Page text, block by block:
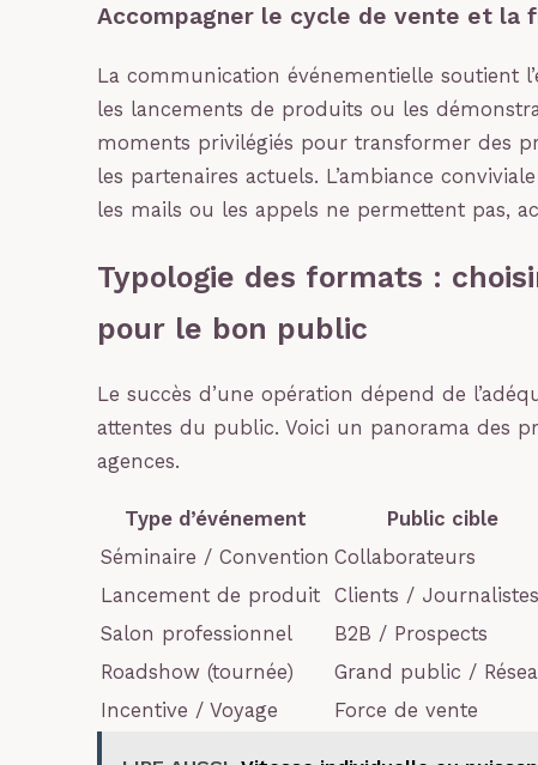
Accompagner le cycle de vente et la
La communication événementielle soutient
les lancements de produits ou les
moments privilégiés pour transformer des
les partenaires actuels. L’ambiance
les mails ou les appels ne permettent pas,
Typologie des formats :
pour le bon public
Le succès d’une opération dépend de
attentes du public. Voici un panorama des
agences.
Type d’événement Public cible
Séminaire / Convention Collaborateurs
Lancement de produit
Clients / Journalistes
Salon professionnel
B2B / Prospects
Roadshow (tournée)
Grand public /
Incentive / Voyage
Force de vente